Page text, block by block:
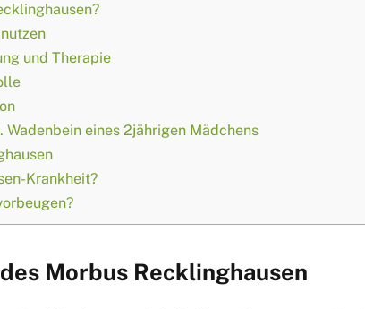
und Therapie
Wadenbein eines 2jährigen Mädchens
Krankheit?
Morbus Recklinghausen